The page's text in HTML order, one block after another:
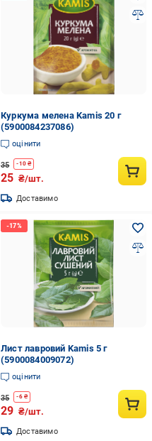
Куркума меленa Kamis 20 г
(5900084237086)
оцінити
35 -10₴
25 ₴/шт.
Доставимо
Лист лавровий Kamis 5 г
(5900084009072)
оцінити
35 -6₴
29 ₴/шт.
Доставимо